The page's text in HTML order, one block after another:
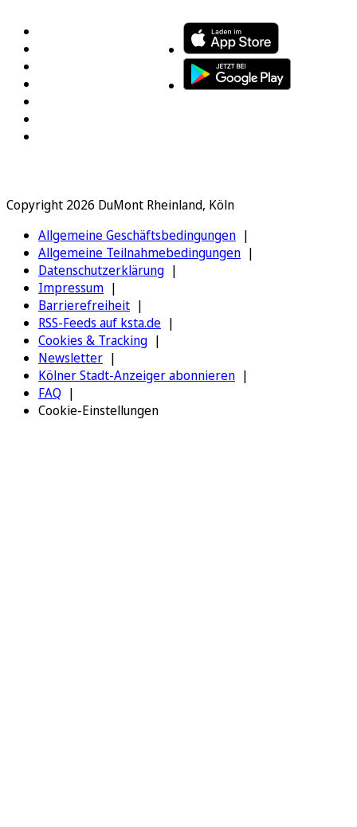
Copyright 2026 DuMont Rheinland, Köln
Allgemeine Geschäftsbedingungen
Allgemeine Teilnahmebedingungen
Datenschutzerklärung
Impressum
Barrierefreiheit
RSS-Feeds auf ksta.de
Cookies & Tracking
Newsletter
Kölner Stadt-Anzeiger abonnieren
FAQ
Cookie-Einstellungen